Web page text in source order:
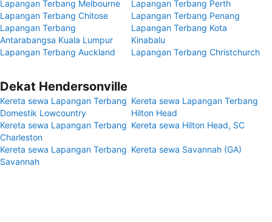
Lapangan Terbang Melbourne
Lapangan Terbang Perth
Lapangan Terbang Chitose
Lapangan Terbang Penang
Lapangan Terbang
Antarabangsa Kuala Lumpur
Lapangan Terbang Kota
Kinabalu
Lapangan Terbang Auckland
Lapangan Terbang Christchurch
Dekat Hendersonville
Kereta sewa Lapangan Terbang
Domestik Lowcountry
Kereta sewa Lapangan Terbang
Hilton Head
Kereta sewa Lapangan Terbang
Charleston
Kereta sewa Hilton Head, SC
Kereta sewa Lapangan Terbang
Savannah
Kereta sewa Savannah (GA)